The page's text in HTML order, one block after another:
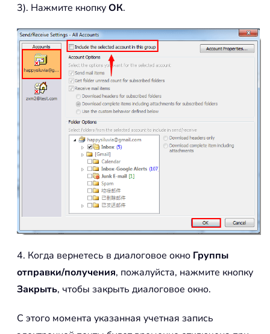
3). Нажмите кнопкуОК.
4. Когда вернетесь в диалоговое окно Группы
отправки/получения, пожалуйста, нажмите кнопку
Закрыть, чтобы закрыть диалоговое окно.
С этого момента указанная учетная запись